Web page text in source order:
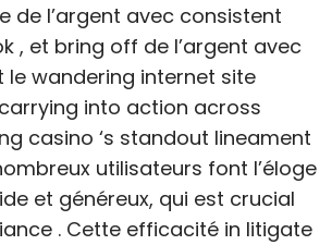
de l’argent avec consistent
, et bring off de l’argent avec
wandering internet site
into action across
casino ‘s standout lineament
utilisateurs font l’éloge
et généreux, qui est crucial
. Cette efficacité in litigate